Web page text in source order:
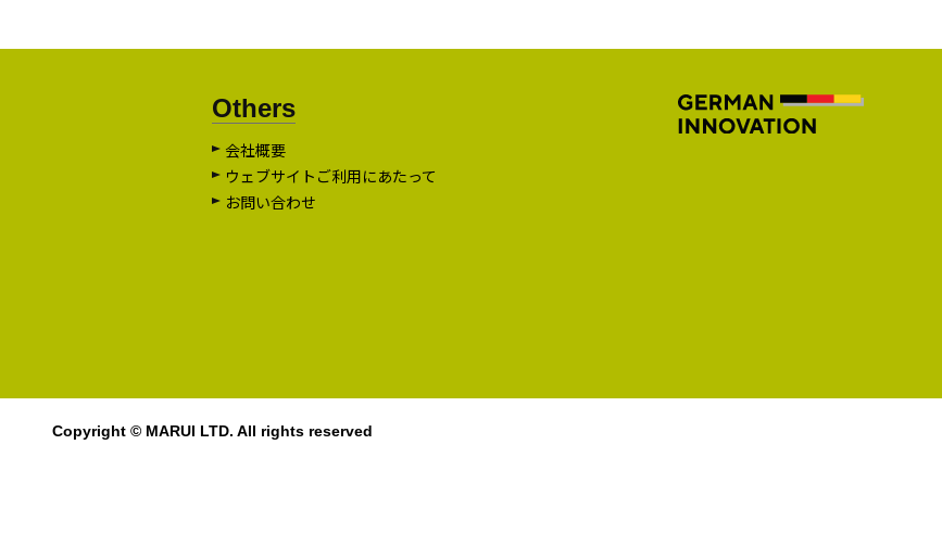
Others
会社概要
ウェブサイトご利用にあたって
お問い合わせ
Copyright © MARUI LTD. All rights reserved